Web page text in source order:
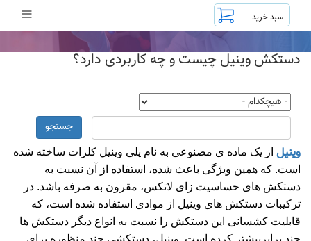
محتوای
≡
دستکش وینیل چیست و چه کاربردی دارد؟
جستجو
وینیل از یک ماده ی مصنوعی به نام پلی وینیل کلرات ساخته شده
است. که همین ویژگی باعث شده، استفاده از آن نسبت به
دستکش های حساسیت زای لاتکس، مقرون به صرفه باشد. در
ترکیبات دستکش های وینیل از موادی استفاده شده است، که
قابلیت کشسانی این دستکش را نسبت به انواع دیگر دستکش ها
چند برابربیشتر کرده است. وینیل، دستکشی چند منظوره برای